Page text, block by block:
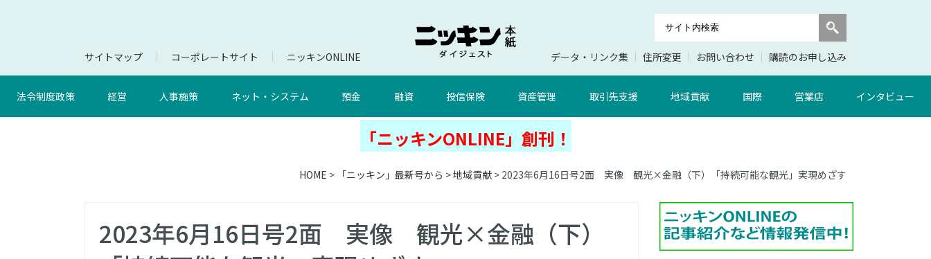
サイトマップ コーポレートサイト ニッキンONLINE データ・リンク集 住所変更 お問い合わせ 購読のお申し込み
法令制度政策 経営 人事施策 ネット・システム 預金 融資 投信保険 資産管理 取引先支援 地域貢献 国際 営業店 インタビュー
「ニッキンONLINE」創刊！
HOME > 「ニッキン」最新号から >地域貢献 > 2023年6月16日号2面 実像 観光×金融（下）「持続可能な観光」実現めざす
2023年6月16日号2面 実像 観光×金融（下）